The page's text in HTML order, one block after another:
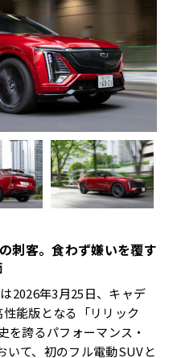
刺客。食わず嫌いを覆す
2026年3月25日、キャデ
能版となる「リリック
を誇るパフォーマンス・
いて、初のフル電動SUVと